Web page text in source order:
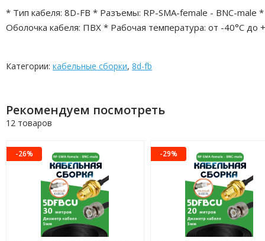
* Тип кабеля: 8D-FB * Разъемы: RP-SMA-female - BNC-male *
Оболочка кабеля: ПВХ * Рабочая температура: от -40°C до
Категории: кабельные сборки, 8d-fb
Рекомендуем посмотреть
12 товаров
-26% -29%